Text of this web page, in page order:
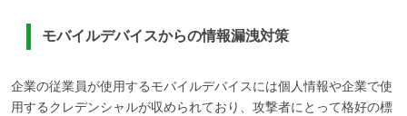
モバイルデバイスからの情報漏洩対策
企業の従業員が使用するモバイルデバイスには個人情報や企業で使
用するクレデンシャルが収められており、攻撃者にとって格好の標